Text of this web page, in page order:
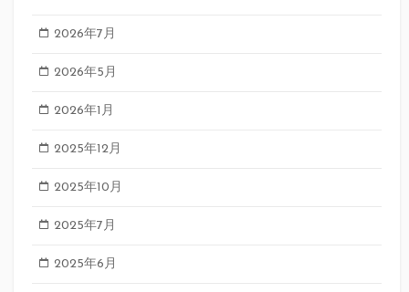
2026年7月
2026年5月
2026年1月
2025年12月
2025年10月
2025年7月
2025年6月